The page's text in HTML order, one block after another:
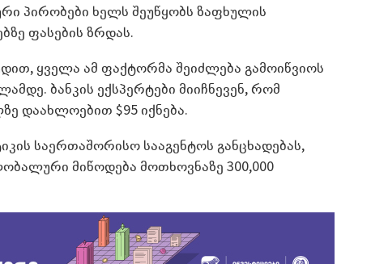
პირობები ხელს შეუწყობს ზაფხულის
ფასების ზრდას.
ყველა ამ ფაქტორმა შეიძლება გამოიწვიოს
ბანკის ექსპერტები მიიჩნევენ, რომ
დაახლოებით $95 იქნება.
საერთაშორისო სააგენტოს განცხადებას,
მიწოდება მოთხოვნაზე 300,000